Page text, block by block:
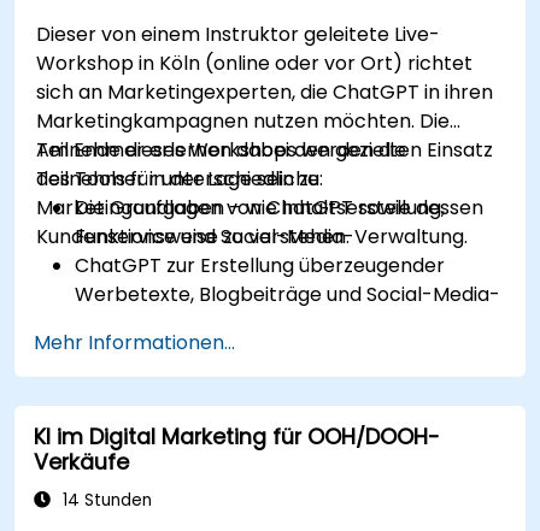
Dieser von einem Instruktor geleitete Live-
Workshop in Köln (online oder vor Ort) richtet
sich an Marketingexperten, die ChatGPT in ihren
Marketingkampagnen nutzen möchten. Die
Teilnehmer erlernen dabei den gezielten Einsatz
des Tools für unterschiedliche
Marketingaufgaben – wie Inhaltserstellung,
Kundenservice und Social-Media-Verwaltung.
Am Ende dieses Workshops werden die
Teilnehmer in der Lage sein zu:
Die Grundlagen von ChatGPT sowie dessen
Funktionsweise zu verstehen.
ChatGPT zur Erstellung überzeugender
Werbetexte, Blogbeiträge und Social-Media-
Einen mit ChatGPT gesteuerten Chatbot zu
entwickeln, der den Kundenservice sowie die
Interaktion mit Kunden verbessert.
ChatGPT in ihre Marketingstrategie zu
integrieren, um Zeit zu sparen und die
Effizienz zu steigern.
Mehr Informationen...
KI im Digital Marketing für OOH/DOOH-
Verkäufe
14 Stunden